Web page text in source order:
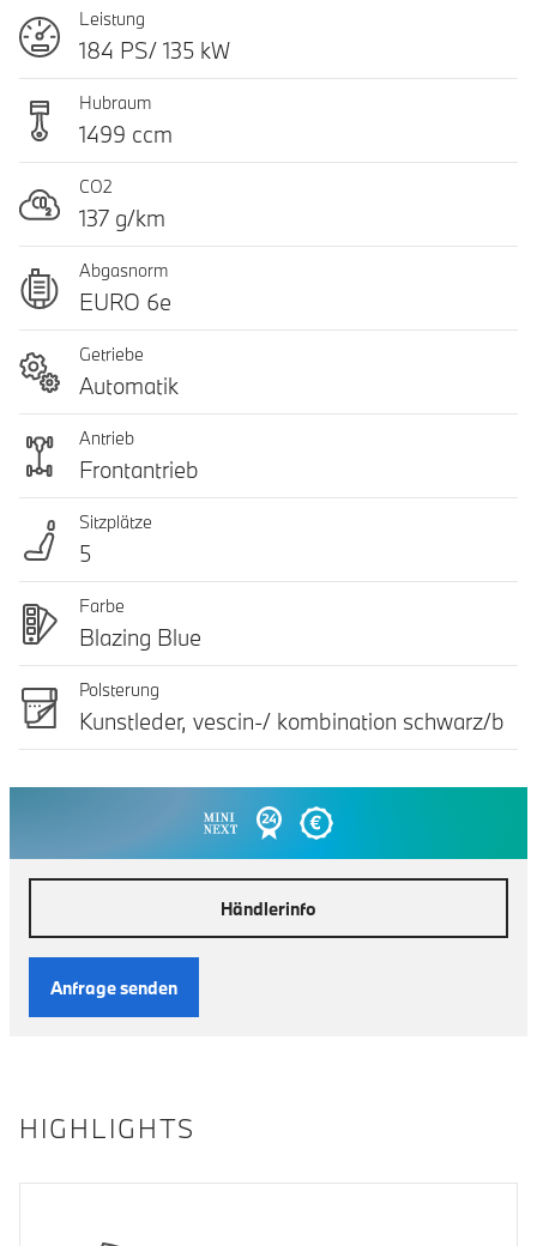
Leistung
184 PS/ 135 kW
Hubraum
1499 ccm
CO2
137 g/km
Abgasnorm
EURO 6e
Getriebe
Automatik
Antrieb
Frontantrieb
Sitzplätze
5
Farbe
Blazing Blue
Polsterung
Kunstleder, vescin-/ kombination schwarz/b
Händlerinfo
Anfrage senden
HIGHLIGHTS